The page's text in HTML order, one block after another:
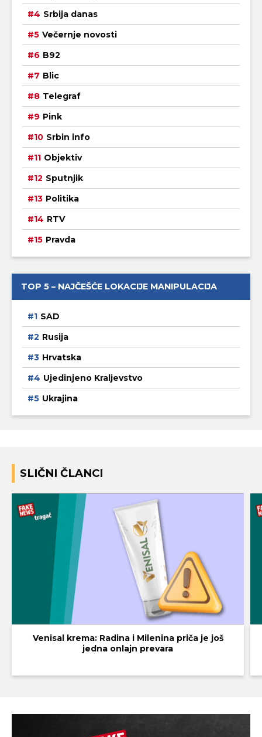
Srbija danas
Večernje novosti
B92
Blic
Telegraf
Pink
Srbin info
Objektiv
Sputnjik
Politika
RTV
Pravda
TOP 5 – NAJČEŠĆE LOKACIJE MANIPULACIJA
SAD
Rusija
Hrvatska
Ujedinjeno Kraljevstvo
Ukrajina
SLIČNI ČLANCI
Venisal krema: Radina i Milenina priča je još
jedna onlajn prevara